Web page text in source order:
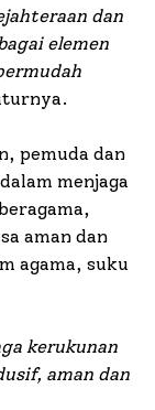
dan
elemen
pemuda dan
menjaga
aman dan
agama, suku
kerukunan
aman dan